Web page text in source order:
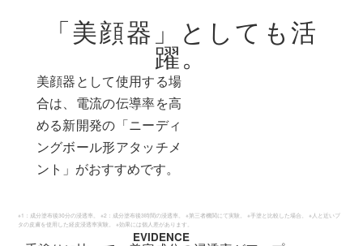
「美顔器」としても活
躍。
美顔器として使用する場
合は、電流の伝導率を高
める新開発の「ニーディ
ングボール形アタッチメ
ント」がおすすめです。
EVIDENCE
※1：成分塗布後30分の浸透率。 ※2：成分塗布後3時間の浸透率。 ※第三者機関にて実験。 ※手塗と比較した場合。 ※人と近いブ
タの皮膚を使用した経皮浸透率実験。 ※効果には個人差があります。